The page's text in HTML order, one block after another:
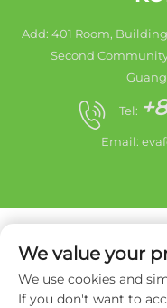
Add: 401 Room,
Second
Tel:
Email:
Copyright © 2025
We value your
We use cookies and
If you don't want to